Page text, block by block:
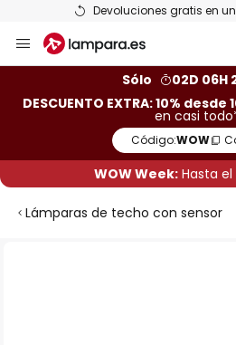
Devoluciones gratis en
al
Sólo
02D 06H
DESCUENTO EXTRA: 10%
en casi
Código:WOW
WOW Week: Hasta el
Lámparas de techo con sensor